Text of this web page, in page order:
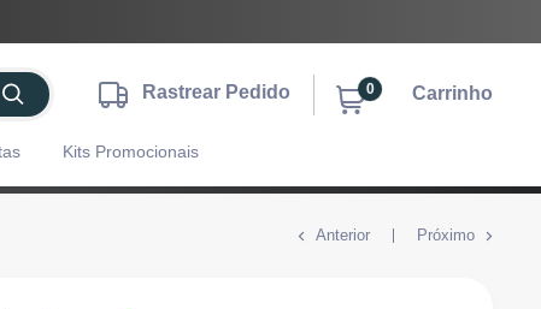
Rastrear Pedido 0 Carrinho
Kits Promocionais
Anterior Próximo